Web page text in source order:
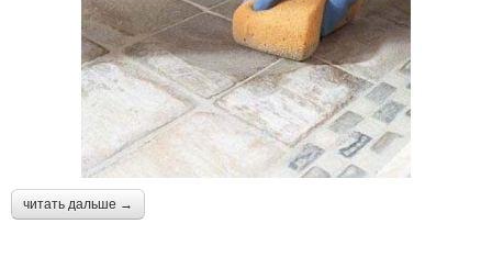
читать дальше →